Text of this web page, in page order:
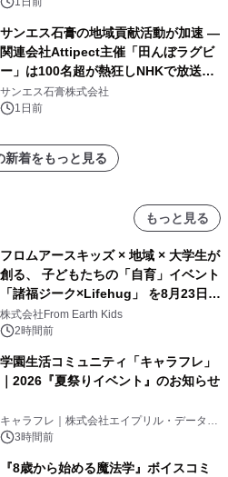
サンエス石膏の地域貢献活動が加速 ―
関連会社Attipect主催「田んぼラグビ
ー」は100名超が熱狂しNHKで放送さ
れました。
サンエス石膏株式会社
1日前
新着をもっと見る
もっと見る
フロムアースキッズ × 地域 × 大学生が
創る、 子どもたちの「自育」イベント
「諸福ジーク×Lifehug」 を8月23日
(日)開催
株式会社From Earth Kids
2時間前
学園生活コミュニティ「キャラフレ」
｜2026『夏祭りイベント』のお知らせ
キャラフレ｜株式会社エイプリル・データ・
デザインズ
3時間前
『8歳から始める魔法学』ボイスコミ